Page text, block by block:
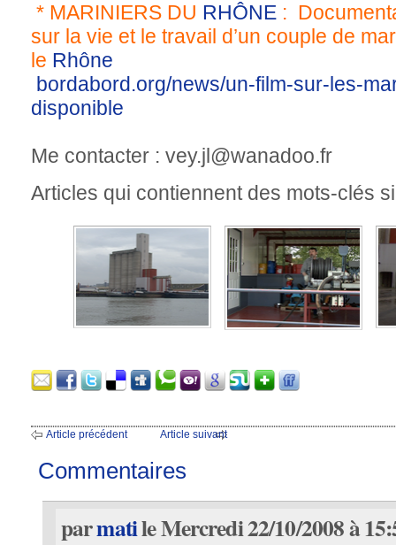
* MARINIERS DU RHÔNE :
sur la vie et le travail d’un couple de
le Rhône
bordabord.org/news/un-film-sur-les-
disponible
Me contacter : vey.jl@wanadoo.fr
Articles qui contiennent des mots-clés
Article précédent Article suivant
Commentaires
parmatile Mercredi 22/10/2008 à